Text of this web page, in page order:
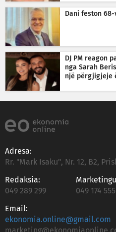
Dani feston
DJ PM reagon
nga Sarah
një përgjigjeje
Adresa:
Rr. "Mark Isaku", Nr. 12, B2,
Redaksia:
049 289 299
049 174 555
Email:
ekonomia.online@gmail.com